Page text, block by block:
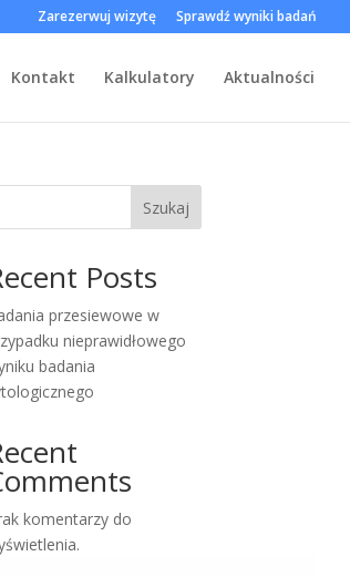
Zarezerwuj wizytę Sprawdź wyniki badań
Kontakt Kalkulatory Aktualności
Szukaj
Posts
przesiewowe w
nieprawidłowego
badania
komentarzy do